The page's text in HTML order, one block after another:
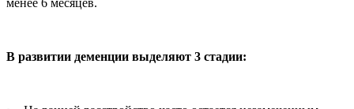
менее 6 месяцев.
В развитии деменции выделяют 3 стадии: